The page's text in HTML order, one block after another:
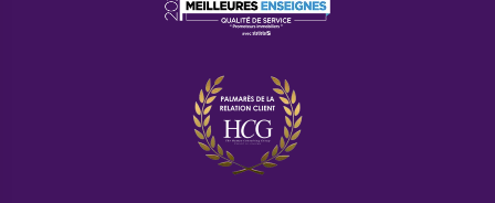
à votre service pour vous conseiller et vous guider au
mieux durant toutes les étapes d’achat.